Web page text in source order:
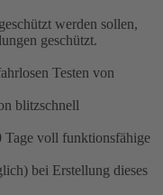
werden sollen,
geschützt.
Testen von
blitzschnell
Tage voll funktionsfähige
bei Erstellung dieses